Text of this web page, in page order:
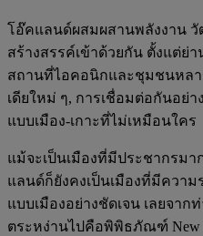
โอ๊คแลนด์ผสมผสานพลังงาน
สร้างสรรค์เข้าด้วยกัน ตั้งแต่ย่า
สถานที่ไอคอนิกและชุมชนหล
เดียใหม่ ๆ, การเชื่อมต่อกันอย่
แบบเมือง-เกาะที่ไม่เหมือนใคร
แม้จะเป็นเมืองที่มีประชากรม
แลนด์ก็ยังคงเป็นเมืองที่มีควา
แบบเมืองอย่างชัดเจน เลยจาก
ตระหง่านไปคือพิพิธภัณฑ์ New